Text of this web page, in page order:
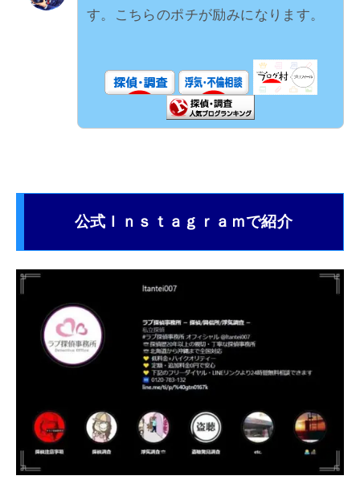
す。こちらのポチが励みになります。
公式Ｉｎｓｔａｇｒａｍで紹介